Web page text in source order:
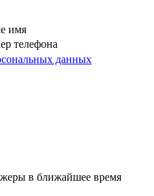
имя
телефона
данных
в ближайшее время